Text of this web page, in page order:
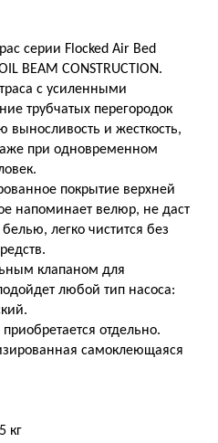
серии Flocked Air Bed
BEAM CONSTRUCTION.
с усиленными
трубчатых перегородок
и жесткость,
при одновременном
покрытие верхней
напоминает велюр, не даст
легко чистится без
клапаном для
любой тип насоса:
отдельно.
самоклеющаяся
кг